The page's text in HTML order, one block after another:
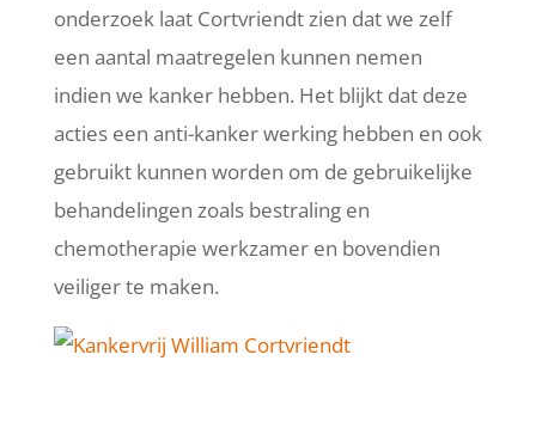
onderzoek laat Cortvriendt zien dat we zelf
een aantal maatregelen kunnen nemen
indien we kanker hebben. Het blijkt dat deze
acties een anti-kanker werking hebben en ook
gebruikt kunnen worden om de gebruikelijke
behandelingen zoals bestraling en
chemotherapie werkzamer en bovendien
veiliger te maken.